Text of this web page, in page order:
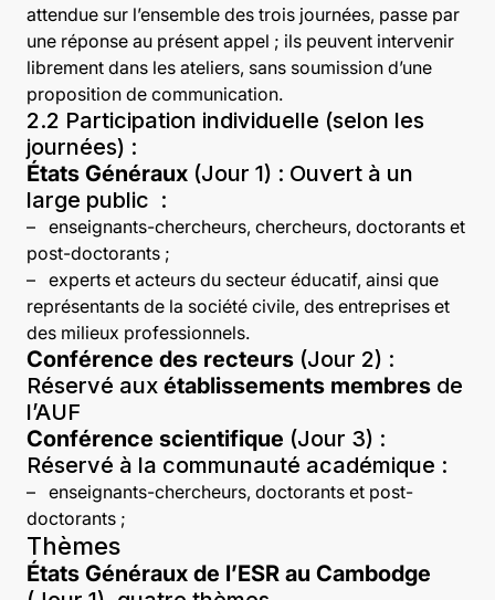
attendue sur l’ensemble des trois journées, passe par
une réponse au présent appel ; ils peuvent intervenir
librement dans les ateliers, sans soumission d’une
proposition de communication.
2.2 Participation individuelle (selon les
journées) :
États Généraux (Jour 1) : Ouvert à un
large public :
– enseignants-chercheurs, chercheurs, doctorants et
post-doctorants ;
– experts et acteurs du secteur éducatif, ainsi que
représentants de la société civile, des entreprises et
des milieux professionnels.
Conférence des recteurs (Jour 2) :
Réservé aux établissements membres de
l’AUF
Conférence scientifique (Jour 3) :
Réservé à la communauté académique :
– enseignants-chercheurs, doctorants et post-
doctorants ;
Thèmes
États Généraux de l’ESR au Cambodge